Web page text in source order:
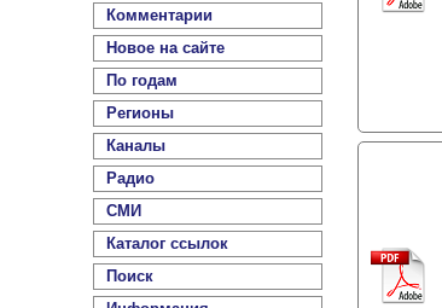
Комментарии
Новое на сайте
По годам
Регионы
Каналы
Радио
СМИ
Каталог ссылок
Поиск